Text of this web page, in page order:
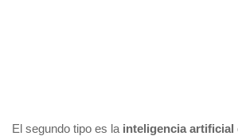
El segundo tipo es la inteligencia artificial